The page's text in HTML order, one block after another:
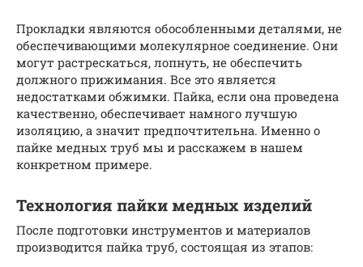
Прокладки являются обособленными деталями, не
обеспечивающими молекулярное соединение. Они
могут растрескаться, лопнуть, не обеспечить
должного прижимания. Все это является
недостатками обжимки. Пайка, если она проведена
качественно, обеспечивает намного лучшую
изоляцию, а значит предпочтительна. Именно о
пайке медных труб мы и расскажем в нашем
конкретном примере.
Технология пайки медных изделий
После подготовки инструментов и материалов
производится пайка труб, состоящая из этапов: